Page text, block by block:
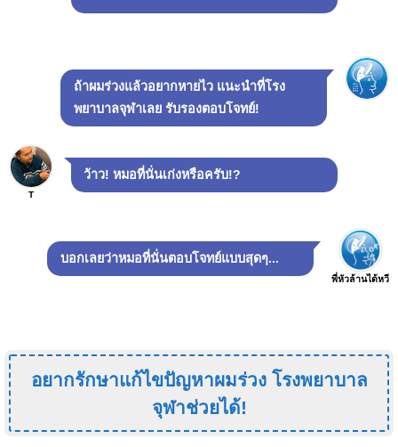
ถ้าผมร่วงแล้วอยากหายไว แนะนำที่โรง
พยาบาลจุฬาเลย รับรองตอบโจทย์!
T
ว้าว! หมอที่นั่นเก่งหรือครับ!?
พี่หัวล้านได้หวี
บอกเลยว่าหมอที่นั่นตอบโจทย์แบบสุดๆ...
อยากรักษาแก้ไขปัญหาผมร่วง โรงพยาบาล
จุฬาช่วยได้!